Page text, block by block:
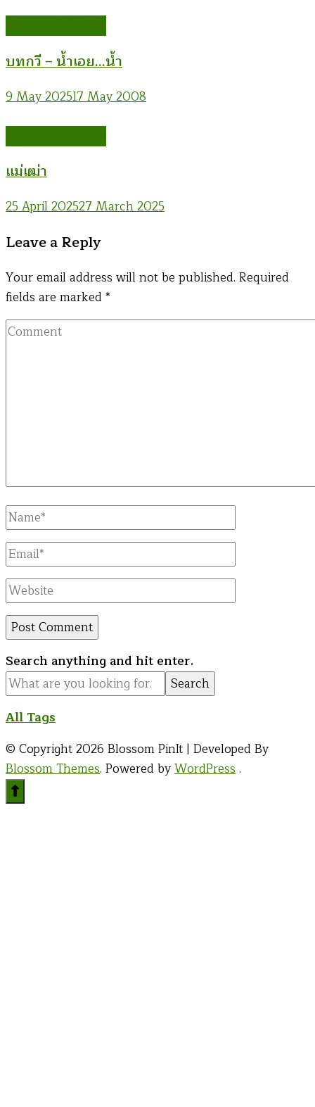
บทกวี – น้ำเอย…น้ำ
9 May 202517 May 2008
แม่เฒ่า
25 April 202527 March 2025
Leave a Reply
Your email address will not be published. Required
fields are marked *
Comment
Full
Name
Email
Website
Looking
for
Something?
Search anything and hit enter.
All Tags
© Copyright 2026 Blossom PinIt | Developed By
Blossom Themes. Powered byWordPress.